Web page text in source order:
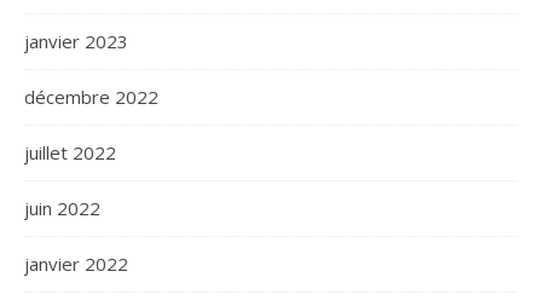
janvier 2023
décembre 2022
juillet 2022
juin 2022
janvier 2022